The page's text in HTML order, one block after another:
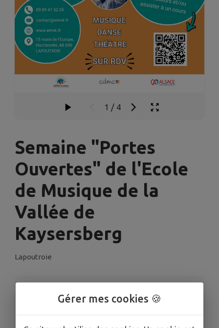
1 / 4
Semaine "Portes
Ouvertes" de l'Ecole
de Musique de la
Vallée de
Kaysersberg
Lapoutroie
Gérer mes cookies 🍪